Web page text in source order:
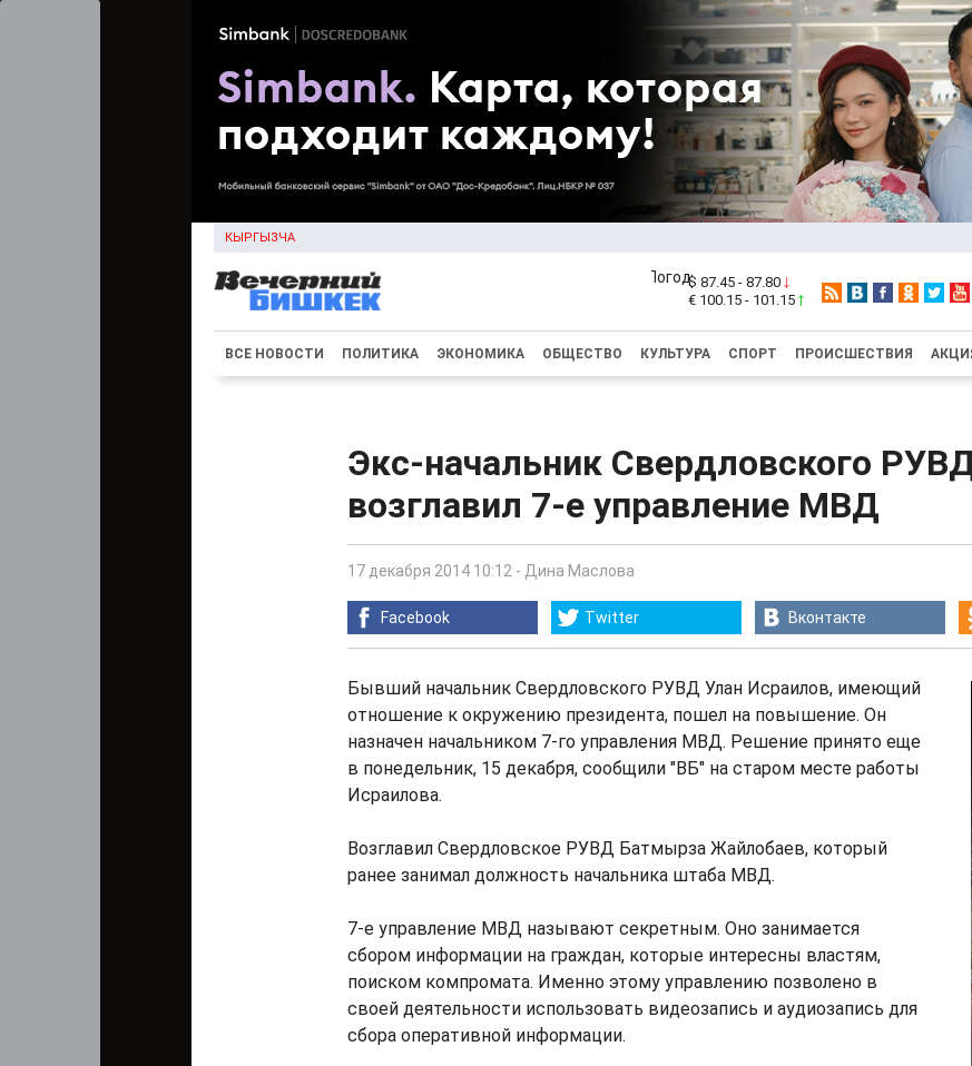
КЫРГЫЗЧА
$ 87.45 - 87.80
€ 100.15 - 101.15
ВСЕ НОВОСТИ ПОЛИТИКА ЭКОНОМИКА ОБЩЕСТВО КУЛЬТУРА СПОРТ ПРОИСШЕСТВИЯ
Экс-начальник Свердловского
возглавил 7-е управление МВД
17 декабря 2014 10:12 - Дина Маслова
Facebook Twitter Вконтакте
Бывший начальник Свердловского РУВД Улан Исраилов, имеющий
отношение к окружению президента, пошел на повышение. Он
назначен начальником 7-го управления МВД. Решение принято еще
в понедельник, 15 декабря, сообщили "ВБ" на старом месте работы
Исраилова.
Возглавил Свердловское РУВД Батмырза Жайлобаев, который
ранее занимал должность начальника штаба МВД.
7-е управление МВД называют секретным. Оно занимается
сбором информации на граждан, которые интересны властям,
поиском компромата. Именно этому управлению позволено в
своей деятельности использовать видеозапись и аудиозапись для
сбора оперативной информации.